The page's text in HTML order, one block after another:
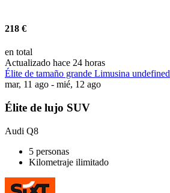
218 €
en total
Actualizado hace 24 horas
Élite de tamaño grande Limusina undefined
mar, 11 ago - mié, 12 ago
Élite de lujo SUV
Audi Q8
5 personas
Kilometraje ilimitado